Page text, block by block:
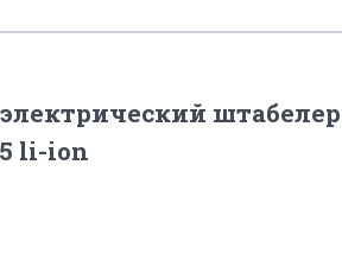
штабелер
li-ion